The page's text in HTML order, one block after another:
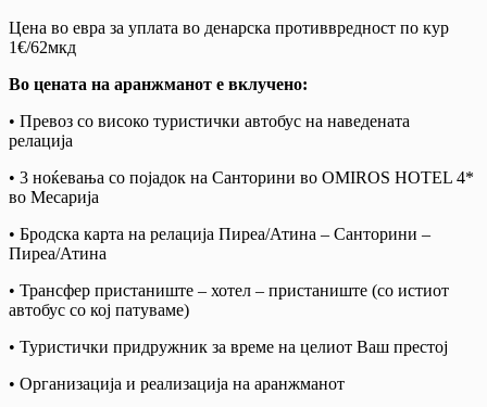
Цена во евра за уплата во денарска противвредност по кур
1€/62мкд
Во цената на аранжманот е вклучено:
• Превоз со високо туристички автобус на наведената
релација
• 3 ноќевања со појадок на Санторини во OMIROS HOTEL 4*
во Месарија
• Бродска карта на релација Пиреа/Атина – Санторини –
Пиреа/Атина
• Трансфер пристаниште – хотел – пристаниште (со истиот
автобус со кој патуваме)
• Туристички придружник за време на целиот Ваш престој
• Организација и реализација на аранжманот